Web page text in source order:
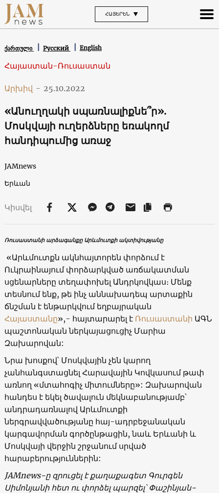
ՀԱՅԵՐԵՆ
ქართული Русский English
Հայաստան-Ռուսաստան
Արխիվ - 25.10.2022
«Անուղղակի սպառնալիքնե՞ր».
Մոսկվայի ուղերձները եռակողմ
հանդիպումից առաջ
JAMnews
Երևան
Կիսվել
Ռուսաստանի արձագանքը Արևմուտքի ակտիվությանը
«Արևմուտքն ակնհայտորեն փորձում է
Ուկրաինայում փորձարկված առճակատման
սցենարները տեղափոխել Անդրկովկաս։ Մենք
տեսնում ենք, թե ինչ աննախադեպ արտաքին
ճնշման է ենթարկվում եղբայրական
Հայաստանը»,- հայտարարել է Ռուսաստանի ԱԳՆ
պաշտոնական ներկայացուցիչ Մարիա
Զախարովան:
Նրա խոսքով՝ Մոսկվային չեն կարող
չանհանգստացնել Հարավային Կովկասում թափ
առնող «մտահոգիչ միտումները»: Զախարովան
հանդես է եկել ծավալուն մեկնաբանությամբ՝
անդրադառնալով Արևմուտքի
ներգրավվածությանը հայ-ադրբեջանական
կարգավորման գործընթացին, նաև Երևանի և
Մոսկվայի վերջին շրջանում սրված
հարաբերություններին:
JAMnews-ը զրուցել է քաղաքագետ Գուրգեն
Սիմոնյանի հետ ու փորձել պարզել՝ Փաշինյան-